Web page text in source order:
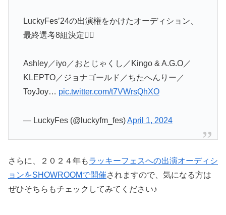
LuckyFes’24の出演権をかけたオーディション、
最終選考8組決定❤️‍🔥
Ashley／iyo／おとじゃくし／Kingo & A.G.O／
KLEPTO／ジョナゴールド／ちたへんりー／
ToyJoy… pic.twitter.com/t7VWrsQhXO
— LuckyFes (@luckyfm_fes)April 1, 2024
さらに、２０２４年もラッキーフェスへの出演オーディシ
ョンをSHOWROOMで開催されますので、気になる方は
ぜひそちらもチェックしてみてください♪